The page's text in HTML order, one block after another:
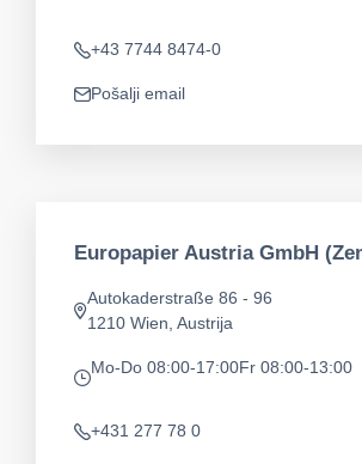
Telefon
+43 7744 8474-0
app.mail
Pošalji email
Europapier Austria GmbH
app.address
Autokaderstraße 86 - 96
1210 Wien, Austrija
app.opening-times
Mo-Do 08:00-17:00Fr 08:00-13:00
Telefon
+431 277 78 0